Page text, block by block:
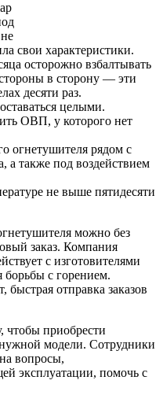
свои характеристики.
осторожно взбалтывать
в сторону — эти
десяти раз.
целыми.
ОВП, у которого нет
огнетушителя рядом с
а также под воздействием
не выше пятидесяти
можно без
заказ. Компания
с изготовителями
борьбы с горением.
быстрая отправка заказов
чтобы приобрести
модели. Сотрудники
вопросы,
эксплуатации, помочь с